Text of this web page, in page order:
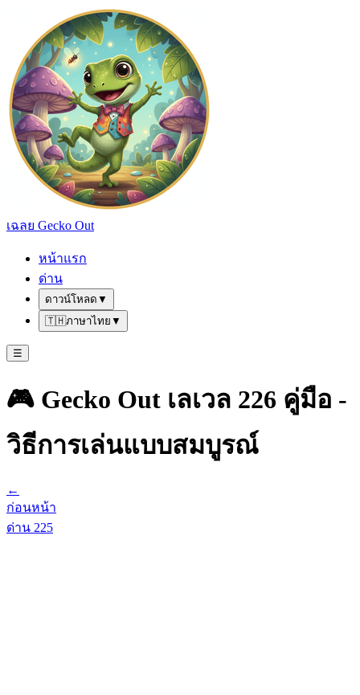
เฉลย Gecko Out
หน้าแรก
ด่าน
ดาวน์โหลด ▼
🇹🇭ภาษาไทย ▼
☰
🎮 Gecko Out เลเวล 226 คู่มือ -
วิธีการเล่นแบบสมบูรณ์
←
ก่อนหน้า
ด่าน 225